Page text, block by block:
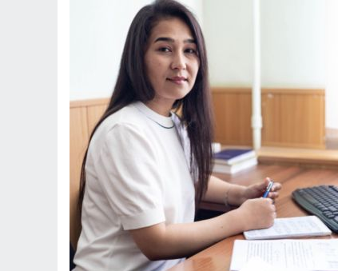
коллаборации
с
МФТИ
делают
катоды
надежнее